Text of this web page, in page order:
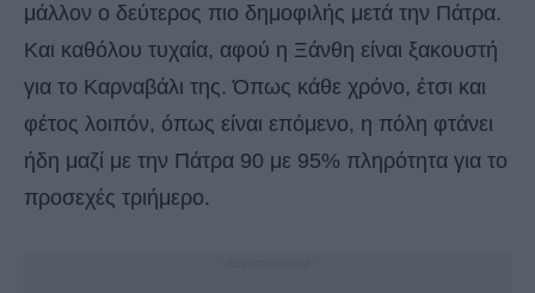
μάλλον ο δεύτερος πιο δημοφιλής μετά την Πάτρα.
Και καθόλου τυχαία, αφού η Ξάνθη είναι ξακουστή
για το Καρναβάλι της. Όπως κάθε χρόνο, έτσι και
φέτος λοιπόν, όπως είναι επόμενο, η πόλη φτάνει
ήδη μαζί με την Πάτρα 90 με 95% πληρότητα για το
προσεχές τριήμερο.